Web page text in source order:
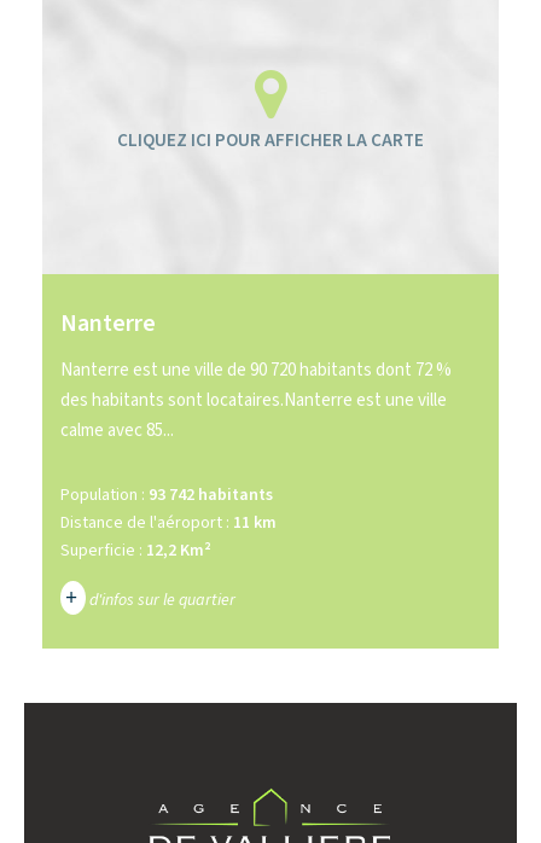
Nanterre
Nanterre est une ville de 90 720 habitants dont 72 %
des habitants sont locataires.Nanterre est une ville
calme avec 85...
Population : 93 742 habitants
Distance de l'aéroport : 11 km
Superficie : 12,2 Km²
+ d'infos sur le quartier
TAUX DE PROPRIÉTAIRES TAUX D'HABITATION